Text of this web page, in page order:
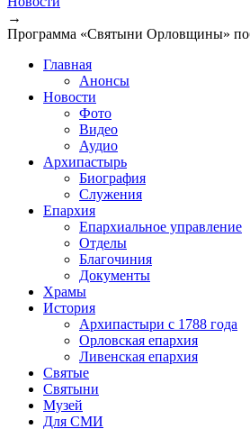
→
Программа «Святыни Орловщины»
Главная
Анонсы
Новости
Фото
Видео
Аудио
Архипастырь
Биография
Служения
Епархия
Епархиальное управление
Отделы
Благочиния
Документы
Храмы
История
Архипастыри с 1788 года
Орловская епархия
Ливенская епархия
Святые
Святыни
Музей
Для СМИ